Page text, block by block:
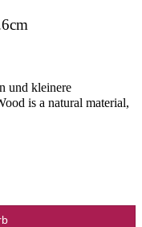
und kleinere
is a natural material,